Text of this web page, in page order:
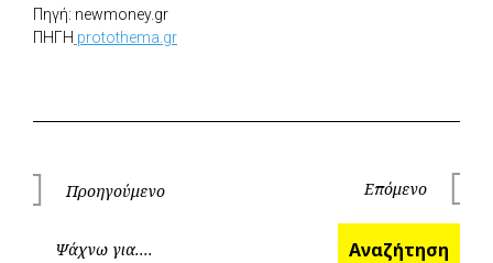
Πηγή: newmoney.gr
ΠΗΓΗ protothema.gr
Πλοήγηση
άρθρων
Προηγούμενο Επόμενο
Αναζήτηση